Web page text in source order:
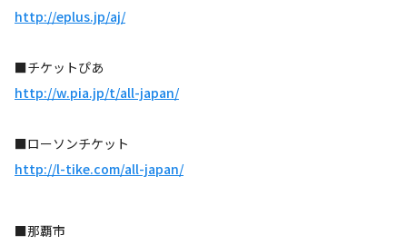
http://eplus.jp/aj/
■チケットぴあ
http://w.pia.jp/t/all-japan/
■ローソンチケット
http://l-tike.com/all-japan/
■那覇市